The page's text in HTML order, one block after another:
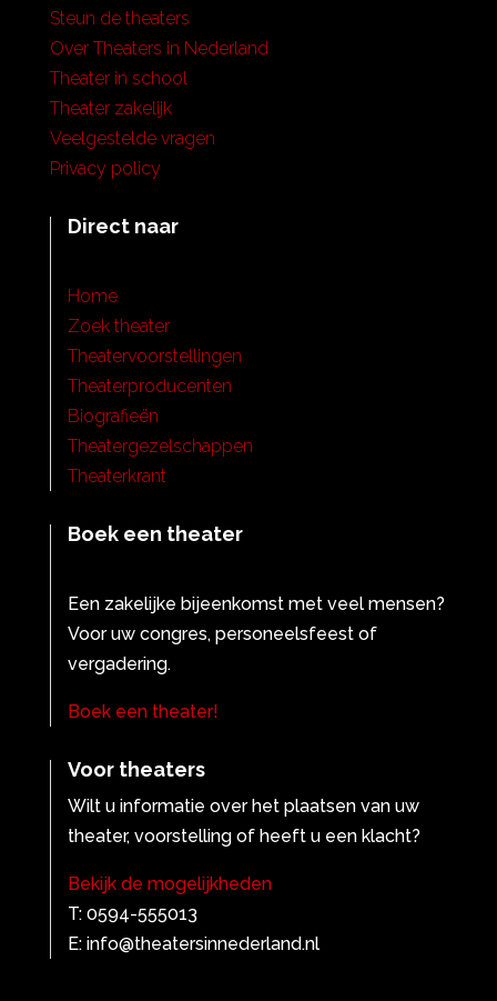
Steun de theaters
Over Theaters in Nederland
Theater in school
Theater zakelijk
Veelgestelde vragen
Privacy policy
Direct naar
Home
Zoek theater
Theatervoorstellingen
Theaterproducenten
Biografieën
Theatergezelschappen
Theaterkrant
Boek een theater
Een zakelijke bijeenkomst met veel mensen?
Voor uw congres, personeelsfeest of
vergadering.
Boek een theater!
Voor theaters
Wilt u informatie over het plaatsen van uw
theater, voorstelling of heeft u een klacht?
Bekijk de mogelijkheden
T: 0594-555013
E: info@theatersinnederland.nl